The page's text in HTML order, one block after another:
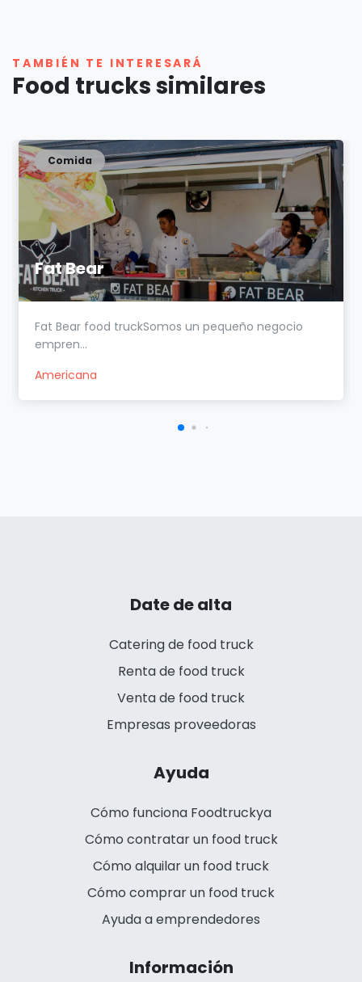
TAMBIÉN TE INTERESARÁ
Food trucks similares
Fat Bear
Comida
Fat Bear food truckSomos un pequeño negocio
empren...
Americana
Date de alta
Catering de food truck
Renta de food truck
Venta de food truck
Empresas proveedoras
Ayuda
Cómo funciona Foodtruckya
Cómo contratar un food truck
Cómo alquilar un food truck
Cómo comprar un food truck
Ayuda a emprendedores
Información